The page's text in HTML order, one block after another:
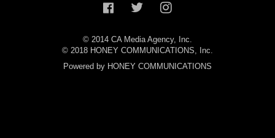
© 2014 CA Media Agency, Inc.
© 2018 HONEY COMMUNICATIONS, Inc.
Powered by HONEY COMMUNICATIONS